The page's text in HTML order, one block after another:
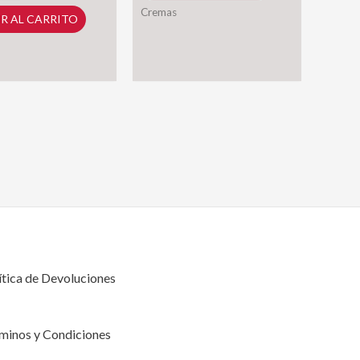
AL CARRITO
42g
Cremas
de Devoluciones
y Condiciones